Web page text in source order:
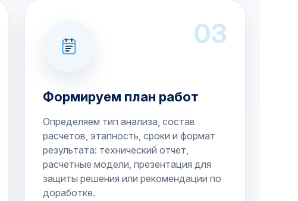
03
Формируем план работ
Определяем тип анализа, состав
расчетов, этапность, сроки и формат
результата: технический отчет,
расчетные модели, презентация для
защиты решения или рекомендации по
доработке.